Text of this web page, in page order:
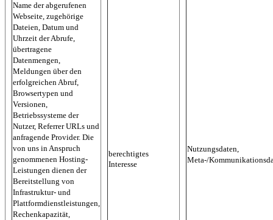
Name der abgerufenen
Webseite, zugehörige
Dateien, Datum und
Uhrzeit der Abrufe,
übertragene
Datenmengen,
Meldungen über den
erfolgreichen Abruf,
Browsertypen und
Versionen,
Betriebssysteme der
Nutzer, Referrer URLs und
anfragende Provider. Die
von uns in Anspruch
genommenen Hosting-
Leistungen dienen der
Bereitstellung von
Infrastruktur- und
Plattformdienstleistungen,
Rechenkapazität,
berechtigtes
Interesse
Nutzungsdaten,
Meta-/